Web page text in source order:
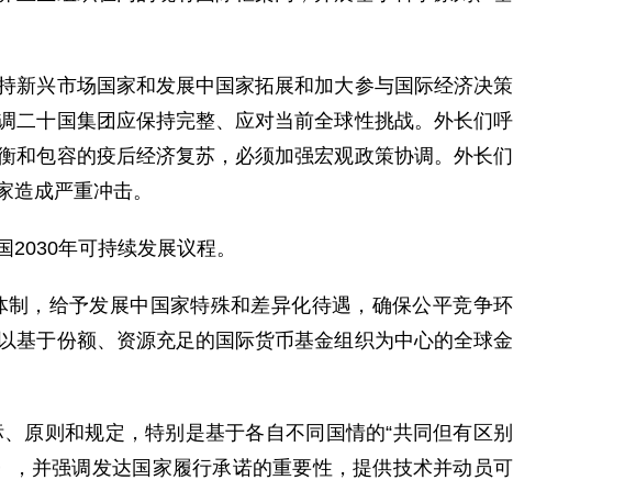
新兴市场国家和发展中国家拓展和加大参与国际经济决策
二十国集团应保持完整、应对当前全球性挑战。外长们呼
和包容的疫后经济复苏，必须加强宏观政策协调。外长们
成严重冲击。
年可持续发展议程。
，给予发展中国家特殊和差异化待遇，确保公平竞争环
基于份额、资源充足的国际货币基金组织为中心的全球金
原则和规定，特别是基于各自不同国情的“共同但有区别
并强调发达国家履行承诺的重要性，提供技术并动员可